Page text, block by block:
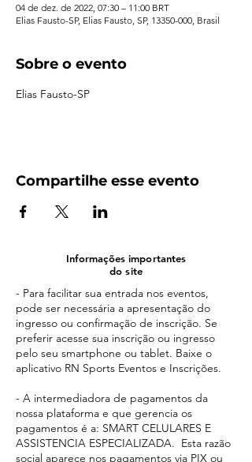
04 de dez. de 2022, 07:30 – 11:00 BRT
Elias Fausto-SP, Elias Fausto, SP, 13350-000, Brasil
Sobre o evento
Elias Fausto-SP
Compartilhe esse evento
Informações importantes
do site
- Para facilitar sua entrada nos eventos,
pode ser necessária a apresentação do
ingresso ou confirmação de inscrição. Se
preferir acesse sua inscrição ou ingresso
pelo seu smartphone ou tablet. Baixe o
aplicativo RN Sports Eventos e Inscrições.
- A intermediadora de pagamentos da
nossa plataforma e que gerencia os
pagamentos é a: SMART CELULARES E
ASSISTENCIA ESPECIALIZADA. Esta razão
social aparece nos pagamentos via PIX ou